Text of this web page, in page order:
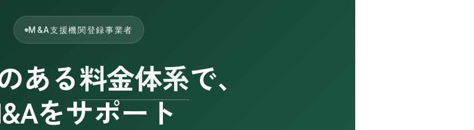
M&A支援機関登録事業者
ある料金体系で、
をサポート